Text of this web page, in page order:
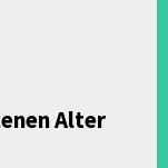
Alter